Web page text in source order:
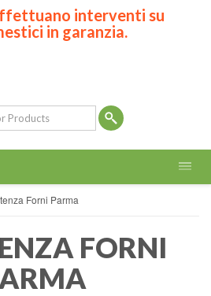
interventi su
in garanzia.
Forni Parma
FORNI